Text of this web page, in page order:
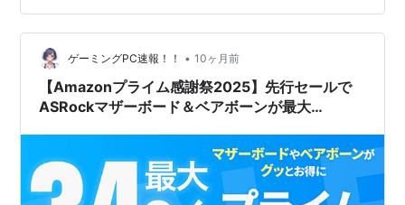
2025年10月4日（土）〜・本セール：2025年10月7日
（火…
ゲーミングPC速報！！ • 10ヶ月前
【Amazonプライム感謝祭2025】先行セールで
ASRockマザーボード＆ベアボーンが最大
Z890/B850/B760/B650/B550/H610まで一挙
紹介